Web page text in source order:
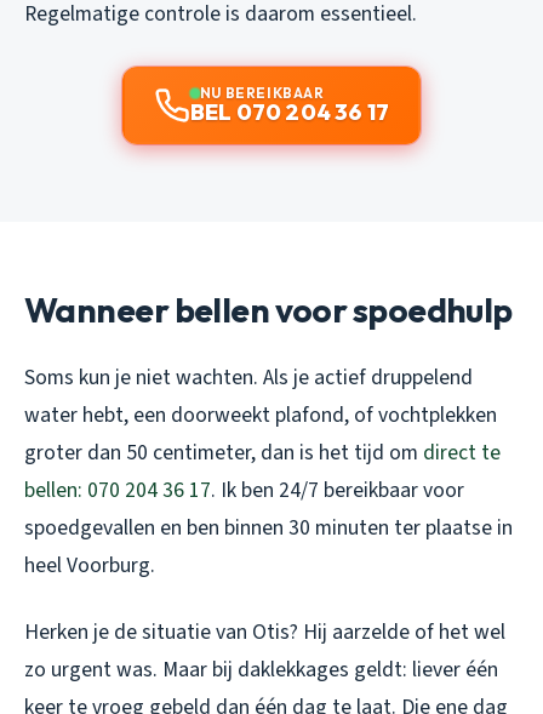
Regelmatige controle is daarom essentieel.
NU BEREIKBAAR
BEL 070 204 36 17
Wanneer bellen voor spoedhulp
Soms kun je niet wachten. Als je actief druppelend
water hebt, een doorweekt plafond, of vochtplekken
groter dan 50 centimeter, dan is het tijd om direct te
bellen: 070 204 36 17. Ik ben 24/7 bereikbaar voor
spoedgevallen en ben binnen 30 minuten ter plaatse in
heel Voorburg.
Herken je de situatie van Otis? Hij aarzelde of het wel
zo urgent was. Maar bij daklekkages geldt: liever één
keer te vroeg gebeld dan één dag te laat. Die ene dag